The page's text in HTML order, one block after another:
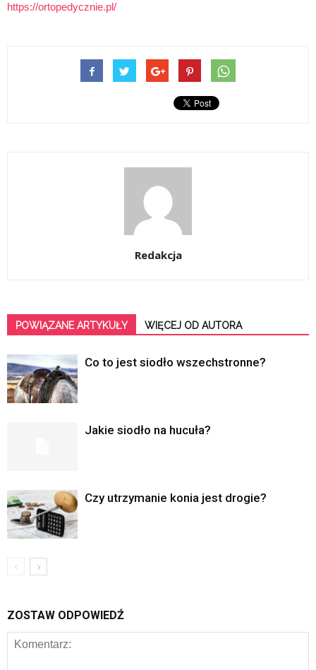
https://ortopedycznie.pl/
Redakcja
POWIĄZANE ARTYKUŁY WIĘCEJ OD AUTORA
Co to jest siodło wszechstronne?
Jakie siodło na hucuła?
Czy utrzymanie konia jest drogie?
ZOSTAW ODPOWIEDŹ